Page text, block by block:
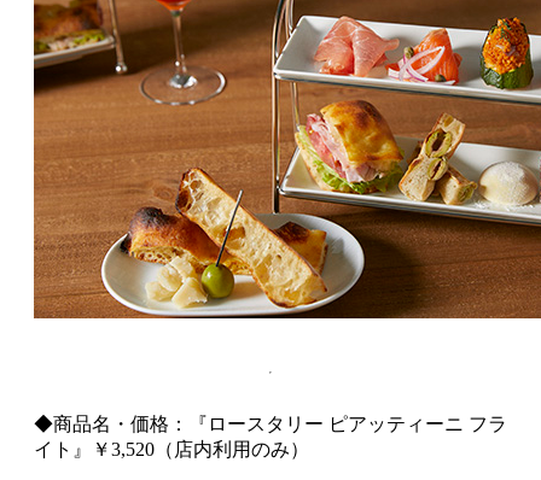
◆商品名・価格：『ロースタリー ピアッティーニ フラ
イト』￥3,520（店内利用のみ）